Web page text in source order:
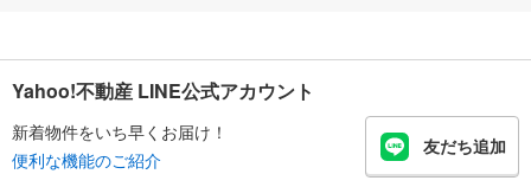
Yahoo!不動産 LINE公式アカウント
新着物件をいち早くお届け！
便利な機能のご紹介
友だち追加